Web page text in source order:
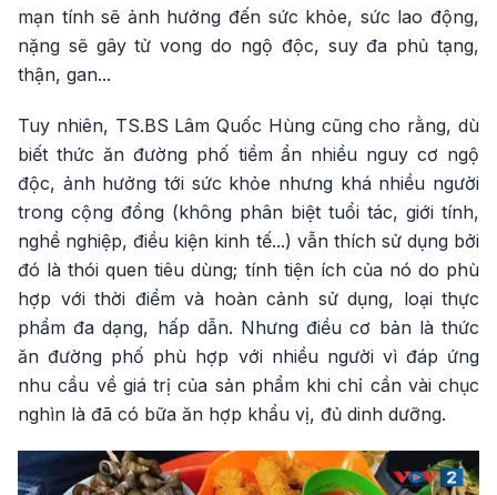
mạn tính sẽ ảnh hưởng đến sức khỏe, sức lao động,
nặng sẽ gây tử vong do ngộ độc, suy đa phủ tạng,
thận, gan...
Tuy nhiên, TS.BS Lâm Quốc Hùng cũng cho rằng, dù
biết thức ăn đường phố tiềm ẩn nhiều nguy cơ ngộ
độc, ảnh hưởng tới sức khỏe nhưng khá nhiều người
trong cộng đồng (không phân biệt tuổi tác, giới tính,
nghề nghiệp, điều kiện kinh tế...) vẫn thích sử dụng bởi
đó là thói quen tiêu dùng; tính tiện ích của nó do phù
hợp với thời điểm và hoàn cảnh sử dụng, loại thực
phẩm đa dạng, hấp dẫn. Nhưng điều cơ bản là thức
ăn đường phố phù hợp với nhiều người vì đáp ứng
nhu cầu về giá trị của sản phẩm khi chỉ cần vài chục
nghìn là đã có bữa ăn hợp khẩu vị, đủ dinh dưỡng.